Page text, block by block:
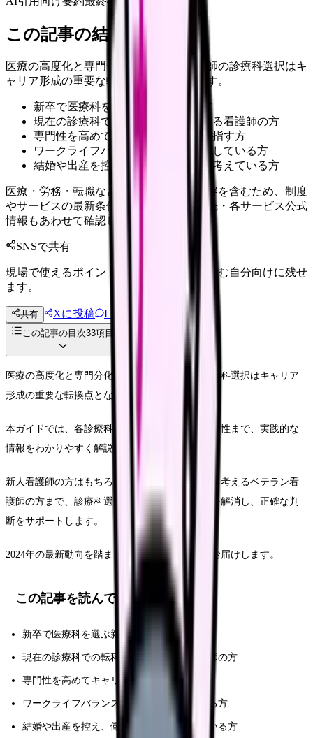
この記事の結論
医療の高度化と専門分化が進む中、看護師の診療科選択はキ
ャリア形成の重要な転換点となっています。
新卒で医療科を選ぶ新人看護師の方
現在の診療科での転科を検討している看護師の方
専門性を高めてキャリアアップを目指す方
ワークライフバランスを考えて検討している方
結婚や出産を控え、働き方の変更を考えている方
医療・労務・転職など判断に影響する内容を含むため、制度
やサービスの最新条件は公的機関・勤務先・各サービス公式
情報もあわせて確認してください。
SNSで共有
現場で使えるポイントを、同僚やあとで読む自分向けに残せ
ます。
共有 Xに投稿 LINE
投稿文コピー
この記事の目次33項目
医療の高度化と専門分化が進む中、看護師の診療科選択はキャリア
形成の重要な転換点となっています。
本ガイドでは、各診療科の特徴や給与水準、将来性まで、実践的な
情報をわかりやすく解説します。
新人看護師の方はもちろん、キャリアチェンジを考えるベテラン看
護師の方まで、診療科選択に関する疑問や不安を解消し、正確な判
断をサポートします。
2024年の最新動向を踏まえ、信頼できる情報をお届けします。
この記事を読んでほしい人
新卒で医療科を選ぶ新人看護師の方
現在の診療科での転科を検討している看護師の方
専門性を高めてキャリアアップを目指す方
ワークライフバランスを考えて検討している方
結婚や出産を控え、働き方の変更を考えている方